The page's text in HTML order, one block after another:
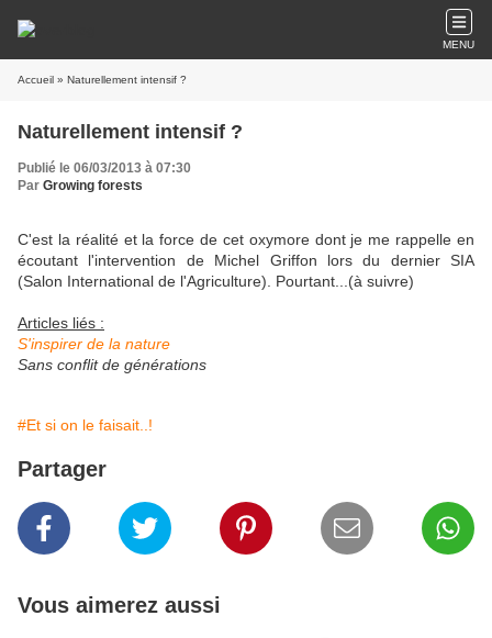
MENU
Accueil » Naturellement intensif ?
Naturellement intensif ?
Publié le 06/03/2013 à 07:30
Par Growing forests
C'est la réalité et la force de cet oxymore dont je me rappelle en
écoutant l'intervention de Michel Griffon lors du dernier SIA
(Salon International de l'Agriculture). Pourtant...(à suivre)
Articles liés :
S'inspirer de la nature
Sans conflit de générations
#Et si on le faisait..!
Partager
Vous aimerez aussi